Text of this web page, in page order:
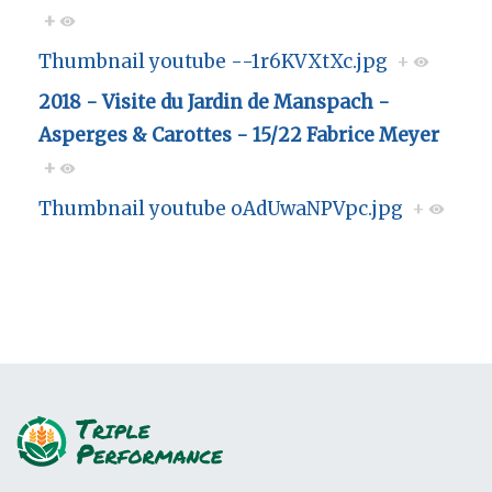
+
Thumbnail youtube --1r6KVXtXc.jpg +
2018 - Visite du Jardin de Manspach -
Asperges & Carottes - 15/22 Fabrice Meyer
+
Thumbnail youtube oAdUwaNPVpc.jpg +